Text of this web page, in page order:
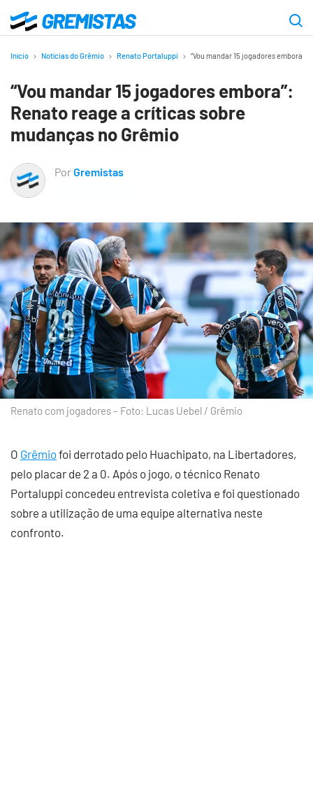
para
principal
Gremistas
Início Notícias do Grêmio Renato Portaluppi “Vou mandar 15 jogadores
“Vou mandar 15 jogadores embora”:
Renato reage a críticas sobre
mudanças no Grêmio
PorGremistas
Renato com jogadores – Foto: Lucas Uebel / Grêmio
O Grêmiofoi derrotado pelo Huachipato, na Libertadores,
pelo placar de 2 a 0. Após o jogo, o técnico Renato
Portaluppi concedeu entrevista coletiva e foi questionado
sobre a utilização de uma equipe alternativa neste
confronto.